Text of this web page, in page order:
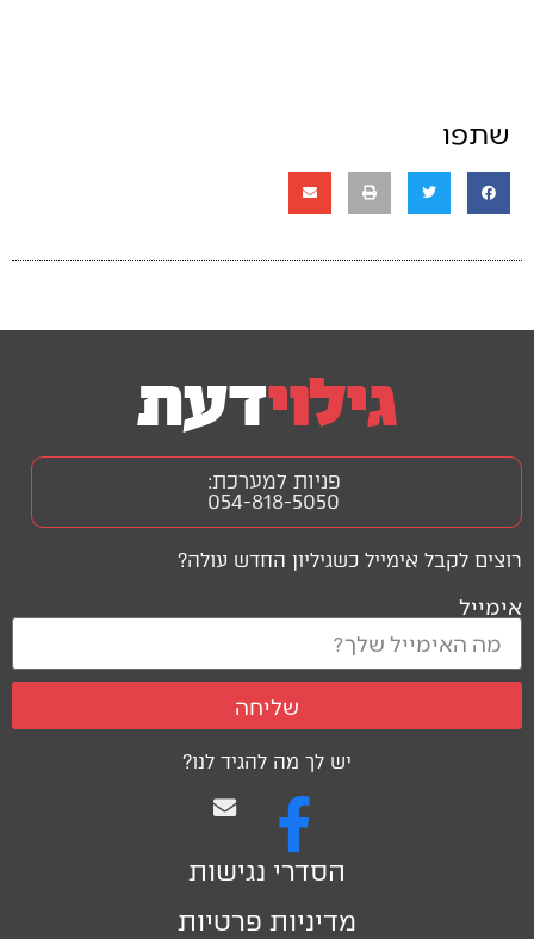
שתפו
יש לך מה להגיד לנו?
הסדרי נגישות
מדיניות פרטיות
רוצים לקבל אימייל כשגיליון החדש עולה?
אימייל
שליחה
פניות למערכת:
054-818-5050